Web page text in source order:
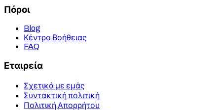
Πόροι
Blog
Κέντρο Βοήθειας
FAQ
Εταιρεία
Σχετικά με εμάς
Συντακτική πολιτική
Πολιτική Απορρήτου